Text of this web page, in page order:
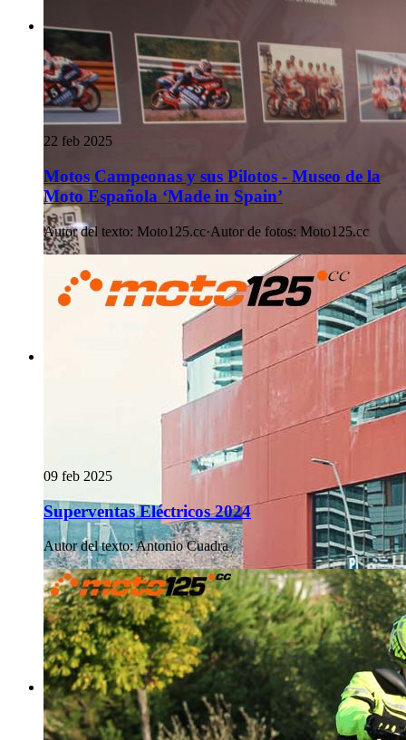
22 feb 2025
Motos Campeonas y sus Pilotos - Museo de la
Moto Española ‘Made in Spain’
Autor del texto: Moto125.cc·Autor de fotos: Moto125.cc
09 feb 2025
Superventas Eléctricos 2024
Autor del texto:Antonio Cuadra